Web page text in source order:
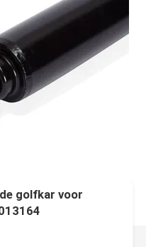
golfkar voor